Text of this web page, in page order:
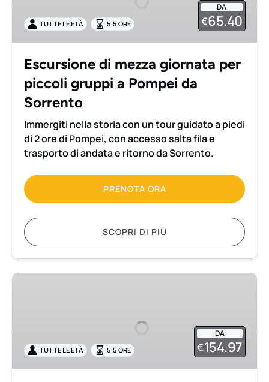
piccoli
gruppi
Pompei
Sorrento
DA
€65.40
TUTTE LE ETÀ 5.5 ORE
Escursione di mezza giornata per
piccoli gruppi a Pompei da
Sorrento
Immergiti nella storia con un tour guidato a piedi
di 2 ore di Pompei, con accesso salta fila e
trasporto di andata e ritorno da Sorrento.
PRENOTA ORA
SCOPRI DI PIÙ
Escursione
piccoli
gruppi
DA
€154.97
TUTTE LE ETÀ 5.5 ORE